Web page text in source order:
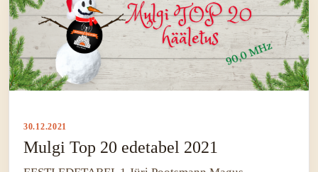
30.12.2021
Mulgi Top 20 edetabel 2021